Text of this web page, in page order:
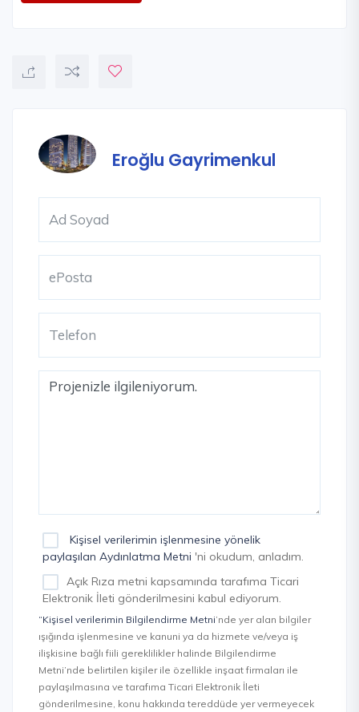
Eroğlu Gayrimenkul
Kişisel verilerimin işlenmesine yönelik
paylaşılan Aydınlatma Metni 'ni okudum, anladım.
Açık Rıza metni kapsamında tarafıma Ticari
Elektronik İleti gönderilmesini kabul ediyorum.
“Kişisel verilerimin Bilgilendirme Metni’nde yer alan bilgiler
ışığında işlenmesine ve kanuni ya da hizmete ve/veya iş
ilişkisine bağlı fiili gereklilikler halinde Bilgilendirme
Metni’nde belirtilen kişiler ile özellikle inşaat firmaları ile
paylaşılmasına ve tarafıma Ticari Elektronik İleti
gönderilmesine, konu hakkında tereddüde yer vermeyecek